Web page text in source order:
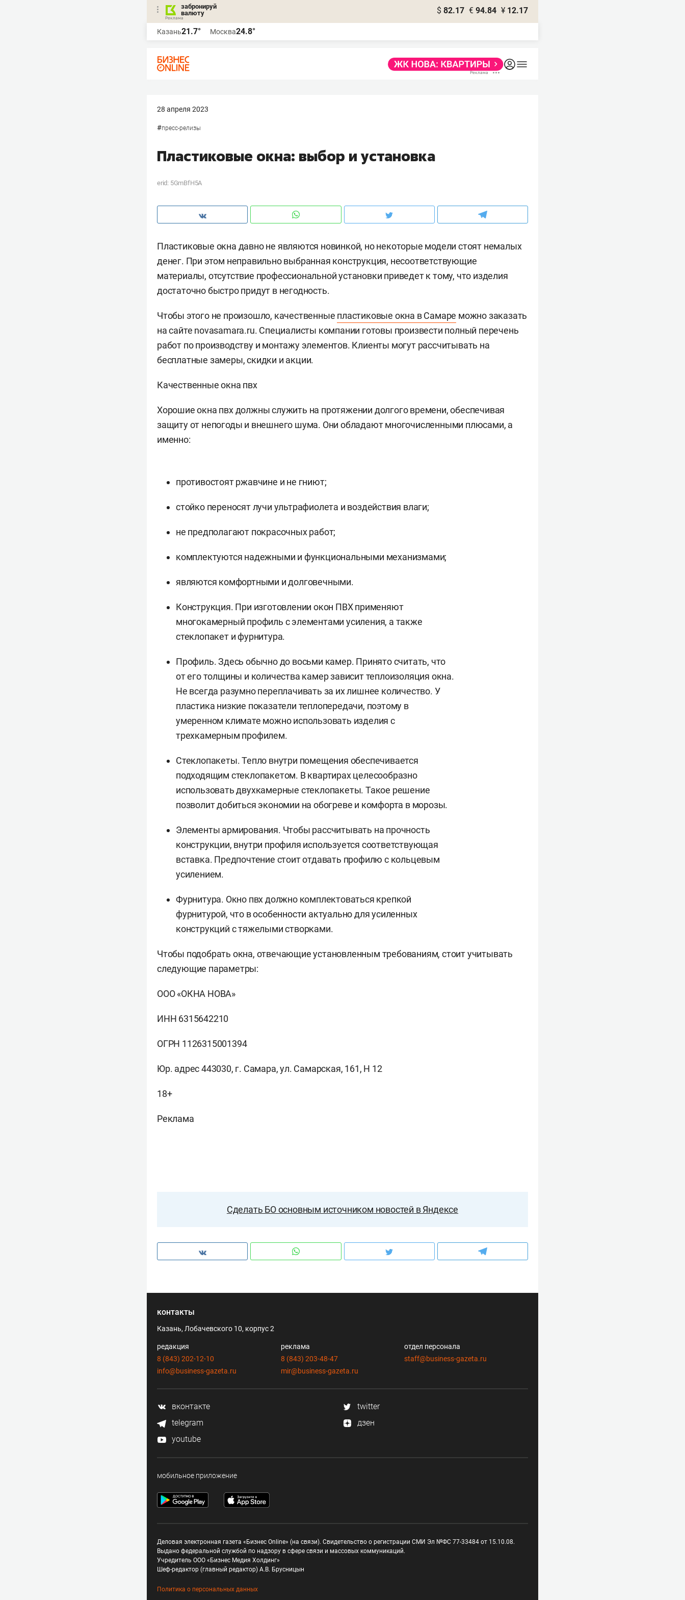
забронируй
валюту
$ 82.17 € 94.84 ¥ 12.17
Казань21.7° Москва24.8°
28 апреля 2023
#пресс-релизы
Пластиковые окна: выбор и установка
erid: 5GmBfH5A
Пластиковые окна давно не являются новинкой, но некоторые модели стоят немалых
денег. При этом неправильно выбранная конструкция, несоответствующие
материалы, отсутствие профессиональной установки приведет к тому, что изделия
достаточно быстро придут в негодность.
Чтобы этого не произошло, качественные пластиковые окна в Самаре можно заказать
на сайте novasamara.ru. Специалисты компании готовы произвести полный перечень
работ по производству и монтажу элементов. Клиенты могут рассчитывать на
бесплатные замеры, скидки и акции.
Качественные окна пвх
Хорошие окна пвх должны служить на протяжении долгого времени, обеспечивая
защиту от непогоды и внешнего шума. Они обладают многочисленными плюсами, а
именно:
противостоят ржавчине и не гниют;
стойко переносят лучи ультрафиолета и воздействия влаги;
не предполагают покрасочных работ;
комплектуются надежными и функциональными механизмами;
являются комфортными и долговечными.
Конструкция. При изготовлении окон ПВХ применяют
многокамерный профиль с элементами усиления, а также
стеклопакет и фурнитура.
Профиль. Здесь обычно до восьми камер. Принято считать, что
от его толщины и количества камер зависит теплоизоляция окна.
Не всегда разумно переплачивать за их лишнее количество. У
пластика низкие показатели теплопередачи, поэтому в
умеренном климате можно использовать изделия с
трехкамерным профилем.
Стеклопакеты. Тепло внутри помещения обеспечивается
подходящим стеклопакетом. В квартирах целесообразно
использовать двухкамерные стеклопакеты. Такое решение
позволит добиться экономии на обогреве и комфорта в морозы.
Элементы армирования. Чтобы рассчитывать на прочность
конструкции, внутри профиля используется соответствующая
вставка. Предпочтение стоит отдавать профилю с кольцевым
усилением.
Фурнитура. Окно пвх должно комплектоваться крепкой
фурнитурой, что в особенности актуально для усиленных
конструкций с тяжелыми створками.
Чтобы подобрать окна, отвечающие установленным требованиям, стоит учитывать
следующие параметры:
ООО «ОКНА НОВА»
ИНН 6315642210
ОГРН 1126315001394
Юр. адрес 443030, г. Самара, ул. Самарская, 161, Н 12
18+
Реклама
Сделать БО основным источником новостей в Яндексе
контакты
Казань, Лобачевского 10, корпус 2
редакция
8 (843) 202-12-10
info@business-gazeta.ru
реклама
8 (843) 203-48-47
mir@business-gazeta.ru
отдел персонала
staff@business-gazeta.ru
вконтакте
twitter
telegram
дзен
youtube
мобильное приложение
Деловая электронная газета «Бизнес Online» (на связи). Свидетельство о регистрации СМИ Эл №ФС 77-33484 от 15.10.08.
Выдано федеральной службой по надзору в сфере связи и массовых коммуникаций.
Учредитель ООО «Бизнес Медия Холдинг»
Шеф-редактор (главный редактор) А.В. Брусницын
Политика о персональных данных